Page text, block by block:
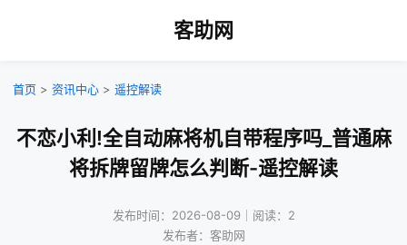
客助网
首页 > 资讯中心 > 遥控解读
不恋小利!全自动麻将机自带程序吗_普通麻
将拆牌留牌怎么判断-遥控解读
发布时间：2026-08-09｜阅读：2
发布者：客助网